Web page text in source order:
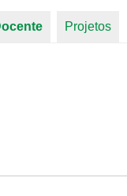
(aba ativa)
Projetos